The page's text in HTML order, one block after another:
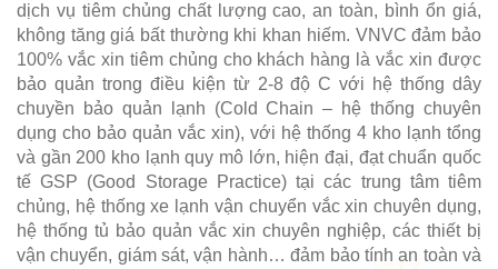
dịch vụ tiêm chủng chất lượng cao, an toàn, bình ổn giá,
không tăng giá bất thường khi khan hiếm. VNVC đảm bảo
100% vắc xin tiêm chủng cho khách hàng là vắc xin được
bảo quản trong điều kiện từ 2-8 độ C với hệ thống dây
chuyền bảo quản lạnh (Cold Chain – hệ thống chuyên
dụng cho bảo quản vắc xin), với hệ thống 4 kho lạnh tổng
và gần 200 kho lạnh quy mô lớn, hiện đại, đạt chuẩn quốc
tế GSP (Good Storage Practice) tại các trung tâm tiêm
chủng, hệ thống xe lạnh vận chuyển vắc xin chuyên dụng,
hệ thống tủ bảo quản vắc xin chuyên nghiệp, các thiết bị
vận chuyển, giám sát, vận hành… đảm bảo tính an toàn và